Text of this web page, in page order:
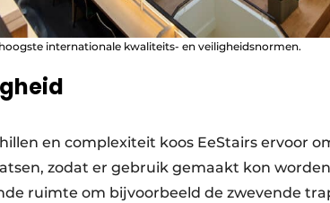
internationale kwaliteits- en veiligheidsnormen.
en complexiteit koos EeStairs ervoor
zodat er gebruik gemaakt kon
ruimte om bijvoorbeeld de zwevende